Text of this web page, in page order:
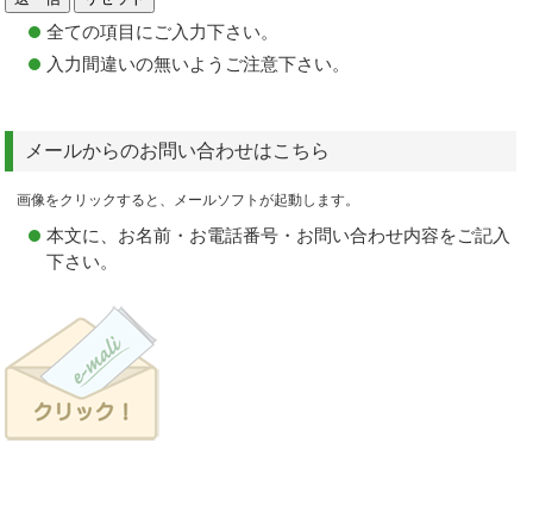
全ての項目にご入力下さい。
入力間違いの無いようご注意下さい。
メールからのお問い合わせはこちら
画像をクリックすると、メールソフトが起動します。
本文に、お名前・お電話番号・お問い合わせ内容をご記入
下さい。